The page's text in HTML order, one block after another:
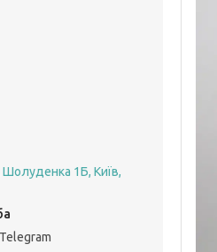
Шолуденка 1Б, Київ,